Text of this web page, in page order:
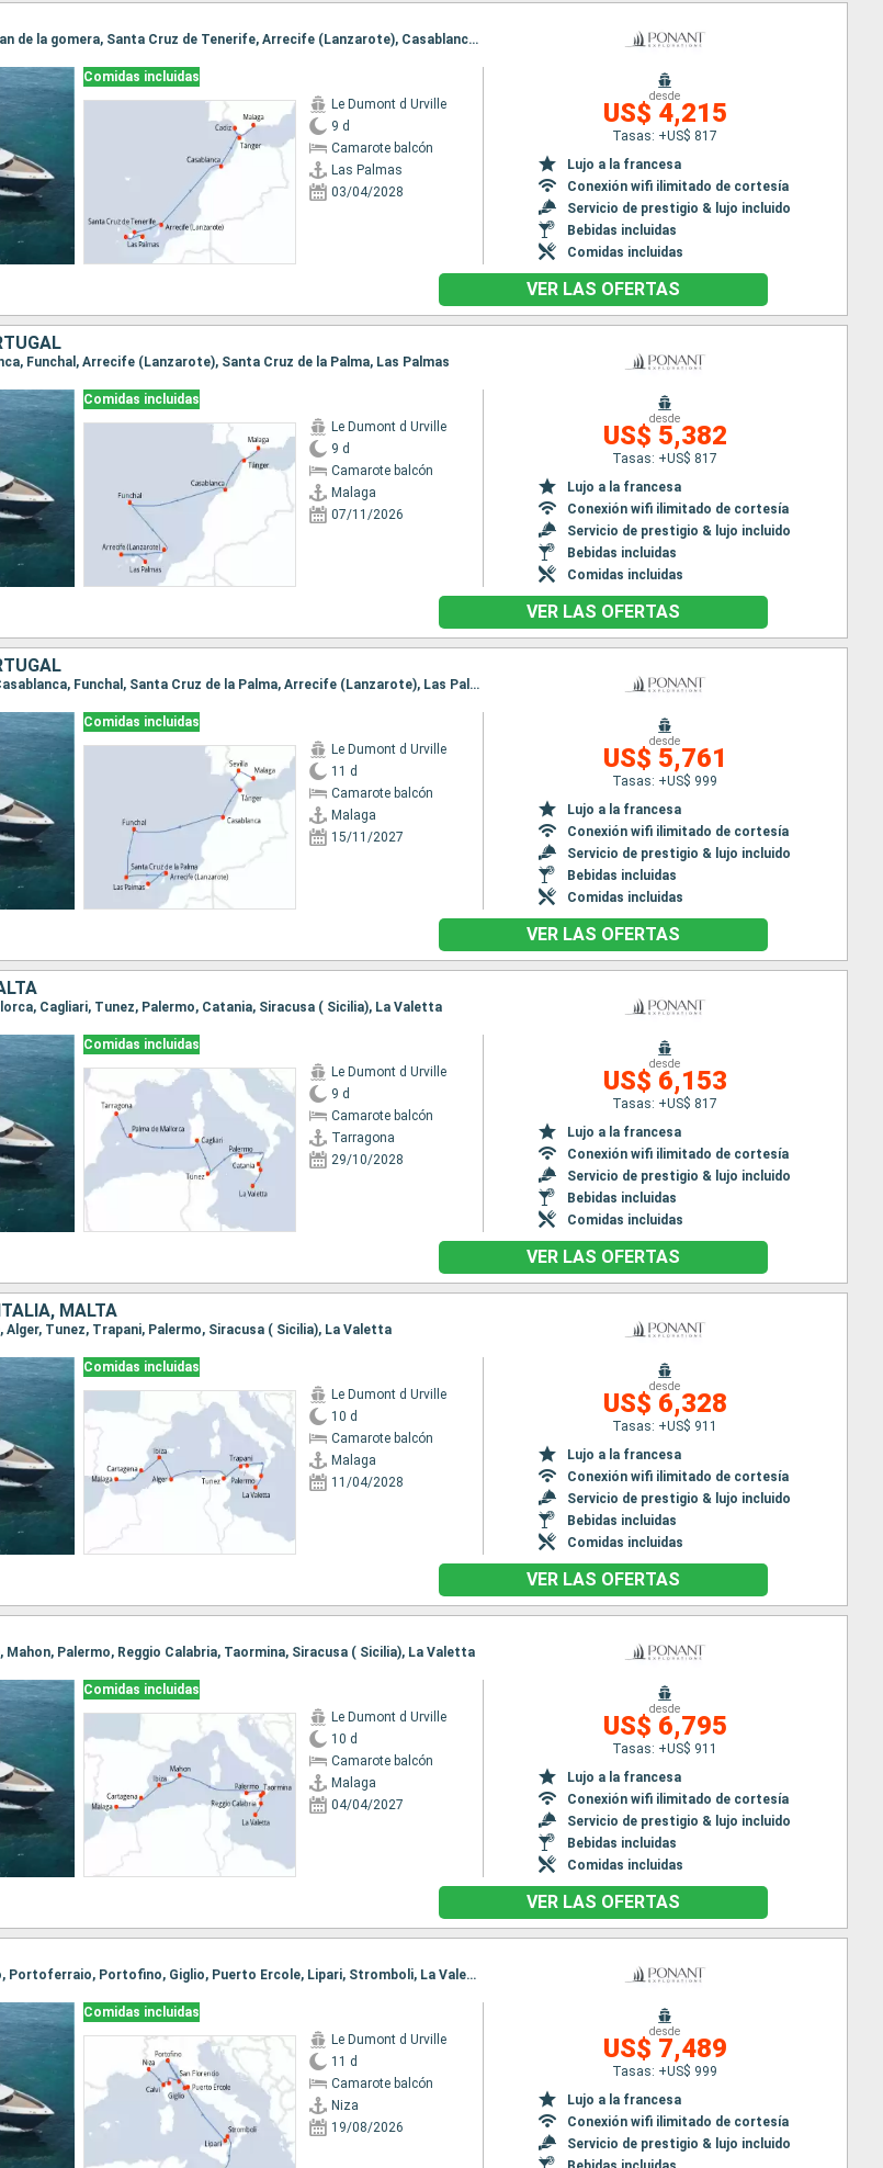
Itinerario : Las Palmas, San Sebastian de la gomera, Santa Cruz de Tenerife, Arrecife (Lanzarote), Casablanca, Tánger, Cadiz, Malaga
Comidas incluidas
Le Dumont d Urville
9 d
Camarote balcón
Las Palmas
03/04/2028
desde
US$ 4,215
Tasas: +US$ 817
Lujo a la francesa
Conexión wifi ilimitado de cortesía
Servicio de prestigio & lujo incluido
Bebidas incluidas
Comidas incluidas
VER LAS OFERTAS
Funchal, Arrecife (Lanzarote), Santa Cruz de la Palma, Las Palmas
Comidas incluidas
Le Dumont d Urville
9 d
Camarote balcón
Malaga
07/11/2026
desde
US$ 5,382
Tasas: +US$ 817
Lujo a la francesa
Conexión wifi ilimitado de cortesía
Servicio de prestigio & lujo incluido
Bebidas incluidas
Comidas incluidas
VER LAS OFERTAS
Itinerario : Malaga, Sevilla, Tánger, Casablanca, Funchal, Santa Cruz de la Palma, Arrecife (Lanzarote), Las Palmas
Comidas incluidas
Le Dumont d Urville
11 d
Camarote balcón
Malaga
15/11/2027
desde
US$ 5,761
Tasas: +US$ 999
Lujo a la francesa
Conexión wifi ilimitado de cortesía
Servicio de prestigio & lujo incluido
Bebidas incluidas
Comidas incluidas
VER LAS OFERTAS
Cagliari, Tunez, Palermo, Catania, Siracusa ( Sicilia), La Valetta
Comidas incluidas
Le Dumont d Urville
9 d
Camarote balcón
Tarragona
29/10/2028
desde
US$ 6,153
Tasas: +US$ 817
Lujo a la francesa
Conexión wifi ilimitado de cortesía
Servicio de prestigio & lujo incluido
Bebidas incluidas
Comidas incluidas
VER LAS OFERTAS
MALTA
Alger, Tunez, Trapani, Palermo, Siracusa ( Sicilia), La Valetta
Comidas incluidas
Le Dumont d Urville
10 d
Camarote balcón
Malaga
11/04/2028
desde
US$ 6,328
Tasas: +US$ 911
Lujo a la francesa
Conexión wifi ilimitado de cortesía
Servicio de prestigio & lujo incluido
Bebidas incluidas
Comidas incluidas
VER LAS OFERTAS
Mahon, Palermo, Reggio Calabria, Taormina, Siracusa ( Sicilia), La Valetta
Comidas incluidas
Le Dumont d Urville
10 d
Camarote balcón
Malaga
04/04/2027
desde
US$ 6,795
Tasas: +US$ 911
Lujo a la francesa
Conexión wifi ilimitado de cortesía
Servicio de prestigio & lujo incluido
Bebidas incluidas
Comidas incluidas
VER LAS OFERTAS
Itinerario : Niza, Calvi, San Florencio, Portoferraio, Portofino, Giglio, Puerto Ercole, Lipari, Stromboli, La Valetta
Comidas incluidas
Le Dumont d Urville
11 d
Camarote balcón
Niza
19/08/2026
desde
US$ 7,489
Tasas: +US$ 999
Lujo a la francesa
Conexión wifi ilimitado de cortesía
Servicio de prestigio & lujo incluido